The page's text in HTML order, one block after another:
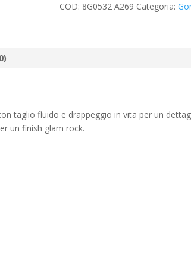
COD: 8G0532 A269 Categoria:
taglio fluido e drappeggio in vita per un
un finish glam rock.